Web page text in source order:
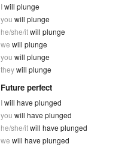
Iwill plunge
you will plunge
he/she/itwill plunge
we will plunge
you will plunge
theywill plunge
Future perfect
Iwill have plunged
you will have plunged
he/she/itwill have plunged
we will have plunged